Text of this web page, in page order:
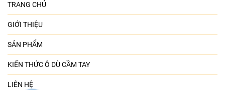
TRANG CHỦ
GIỚI THIỆU
SẢN PHẨM
KIẾN THỨC Ô DÙ CẦM TAY
LIÊN HỆ